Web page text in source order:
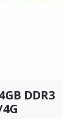
DDR3